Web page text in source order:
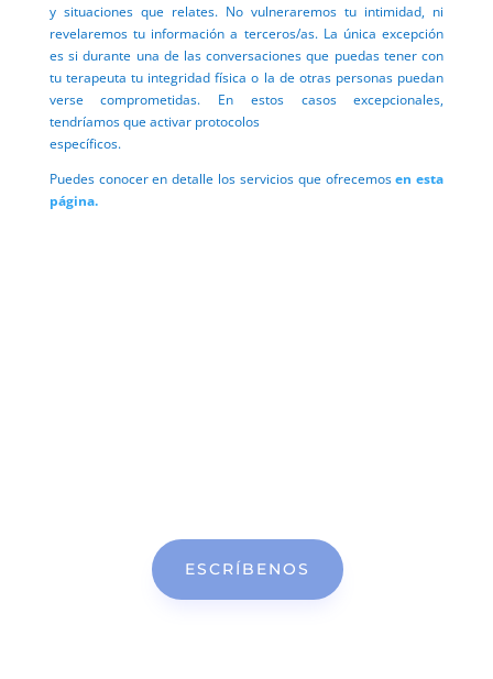
y situaciones que relates. No vulneraremos tu intimidad, ni
revelaremos tu información a terceros/as. La única excepción
es si durante una de las conversaciones que puedas tener con
tu terapeuta tu integridad física o la de otras personas puedan
verse comprometidas. En estos casos excepcionales,
tendríamos que activar protocolos
específicos.
Puedes conocer en detalle los servicios que ofrecemosen esta
página.
ESCRÍBENOS